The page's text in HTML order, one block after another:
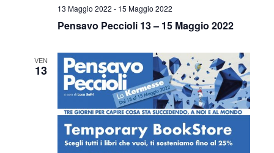
13 Maggio 2022 - 15 Maggio 2022
Pensavo Peccioli 13 – 15 Maggio 2022
VEN
13